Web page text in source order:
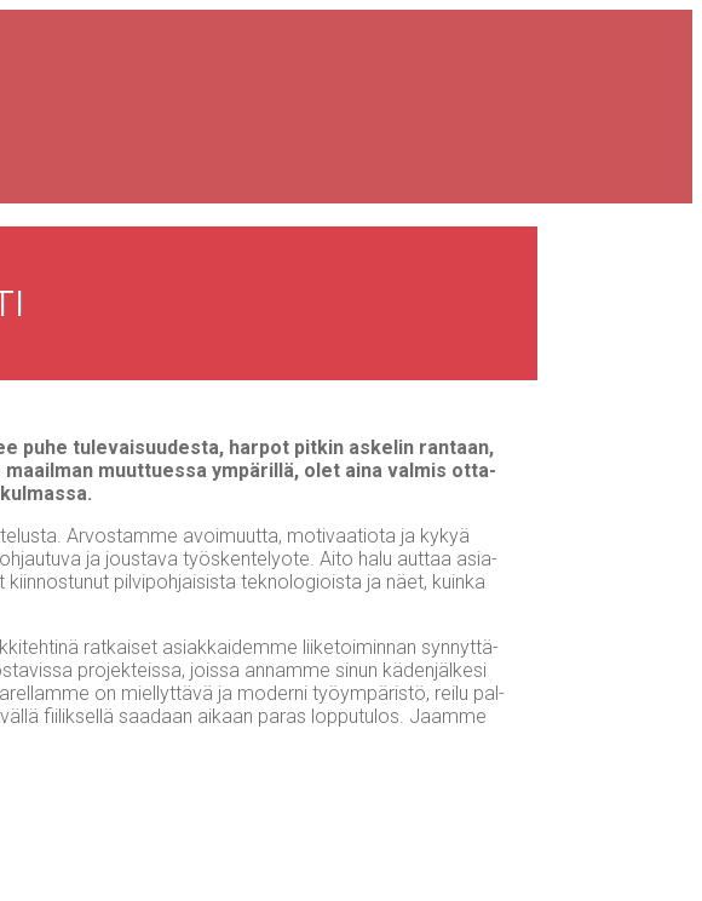
puhe tule­vai­suu­des­ta, har­pot pit­kin aske­lin ran­taan,
muut­tues­sa ympä­ril­lä, olet aina val­mis otta­
Arvos­tam­me avoi­muut­ta, moti­vaa­tio­ta ja kykyä
ja jous­ta­va työs­ken­te­ly­ote. Aito halu aut­taa asia­
pil­vi­poh­jai­sis­ta tek­no­lo­giois­ta ja näet, kuin­ka
rat­kai­set asiak­kai­dem­me lii­ke­toi­min­nan syn­nyt­tä­
pro­jek­teis­sa, jois­sa annam­me sinun käden­jäl­ke­si
on miel­lyt­tä­vä ja moder­ni työym­pä­ris­tö, rei­lu pal­
fii­lik­sel­lä saa­daan aikaan paras lop­pu­tu­los. Jaam­me